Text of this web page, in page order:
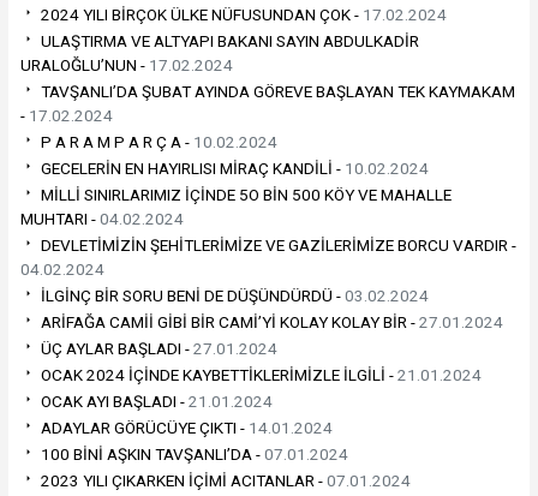
2024 YILI BİRÇOK ÜLKE NÜFUSUNDAN ÇOK - 17.02.2024
ULAŞTIRMA VE ALTYAPI BAKANI SAYIN ABDULKADİR
URALOĞLU’NUN - 17.02.2024
TAVŞANLI’DA ŞUBAT AYINDA GÖREVE BAŞLAYAN TEK KAYMAKAM
- 17.02.2024
P A R A M P A R Ç A - 10.02.2024
GECELERİN EN HAYIRLISI MİRAÇ KANDİLİ - 10.02.2024
MİLLİ SINIRLARIMIZ İÇİNDE 5O BİN 500 KÖY VE MAHALLE
MUHTARI -04.02.2024
DEVLETİMİZİN ŞEHİTLERİMİZE VE GAZİLERİMİZE BORCU VARDIR -
04.02.2024
İLGİNÇ BİR SORU BENİ DE DÜŞÜNDÜRDÜ -03.02.2024
ARİFAĞA CAMİİ GİBİ BİR CAMİ’Yİ KOLAY KOLAY BİR -27.01.2024
ÜÇ AYLAR BAŞLADI -27.01.2024
OCAK 2024 İÇİNDE KAYBETTİKLERİMİZLE İLGİLİ -21.01.2024
OCAK AYI BAŞLADI -21.01.2024
ADAYLAR GÖRÜCÜYE ÇIKTI - 14.01.2024
100 BİNİ AŞKIN TAVŞANLI’DA -07.01.2024
2023 YILI ÇIKARKEN İÇİMİ ACITANLAR -07.01.2024